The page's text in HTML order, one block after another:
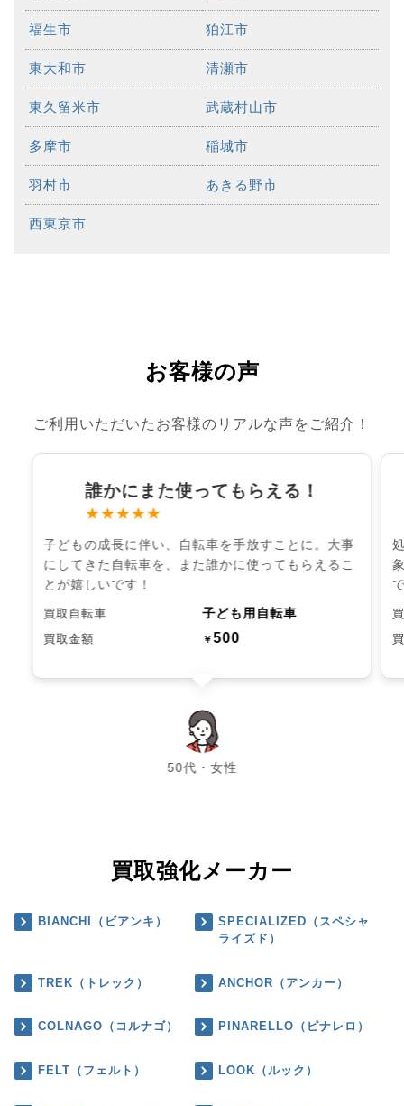
福生市 狛江市
東大和市 清瀬市
東久留米市 武蔵村山市
多摩市 稲城市
羽村市 あきる野市
西東京市
お客様の声
ご利用いただいたお客様のリアルな声をご紹介！
誰かにまた使ってもらえる！
★★★★★
子どもの成長に伴い、自転車を手放すことに。大事
にしてきた自転車を、また誰かに使ってもらえるこ
とが嬉しいです！
買取自転車 子ども用自転車
買取金額 ￥500
50代・女性
chevron_left chevron_right
買取強化メーカー
BIANCHI（ビアンキ）
SPECIALIZED（スペシャ
ライズド）
TREK（トレック） ANCHOR（アンカー）
COLNAGO（コルナゴ） PINARELLO（ピナレロ）
FELT（フェルト） LOOK（ルック）